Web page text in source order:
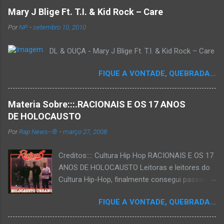
Mary J Blige Ft. T.I. & Kid Rock – Care
PorNP -setembro 10, 2010
DL & OUÇA - Mary J Blige Ft. T.I. & Kid Rock – Care
FIQUE A VONTADE, QUEBRADA...
Materia Sobre:::.RACIONAIS E OS 17 ANOS
DE HOLOCAUSTO
PorRap News--® -março 27, 2008
Creditos:::: Cultura Hip Hop RACIONAIS E OS 17
ANOS DE HOLOCAUSTO Leitoras e leitores do
Cultura Hip-Hop, finalmente consegui passar
que há muito tempo vinha maturando: uma
espécie de "ensaio-tributo" ao disco mais
FIQUE A VONTADE, QUEBRADA...